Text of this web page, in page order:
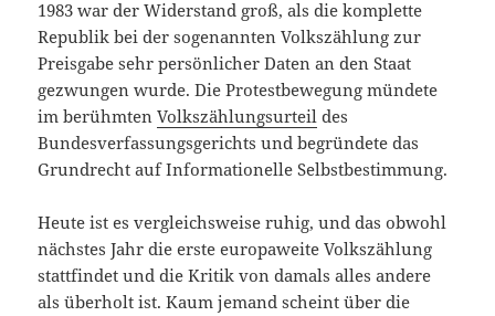
1983 war der Widerstand groß, als die komplette
Republik bei der sogenannten Volkszählung zur
Preisgabe sehr persönlicher Daten an den Staat
gezwungen wurde. Die Protestbewegung mündete
im berühmtenVolkszählungsurteil des
Bundesverfassungsgerichts und begründete das
Grundrecht auf Informationelle Selbstbestimmung.
Heute ist es vergleichsweise ruhig, und das obwohl
nächstes Jahr die erste europaweite Volkszählung
stattfindet und die Kritik von damals alles andere
als überholt ist. Kaum jemand scheint über die